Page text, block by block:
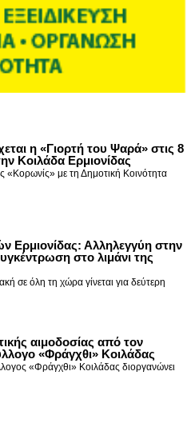
η «Γιορτή του Ψαρά» στις 8
Κοιλάδα Ερμιονίδας
«Κορωνίς» με τη Δημοτική Κοινότητα
Ερμιονίδας: Αλληλεγγύη στην
στο λιμάνι της
σε όλη τη χώρα γίνεται για δεύτερη
αιμοδοσίας από τον
«Φράγχθι» Κοιλάδας
«Φράγχθι» Κοιλάδας διοργανώνει